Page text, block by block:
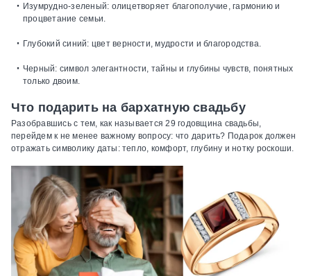
Изумрудно-зеленый: олицетворяет благополучие, гармонию и
процветание семьи.
Глубокий синий: цвет верности, мудрости и благородства.
Черный: символ элегантности, тайны и глубины чувств, понятных
только двоим.
Что подарить на бархатную свадьбу
Разобравшись с тем, как называется 29 годовщина свадьбы,
перейдем к не менее важному вопросу: что дарить? Подарок должен
отражать символику даты: тепло, комфорт, глубину и нотку роскоши.